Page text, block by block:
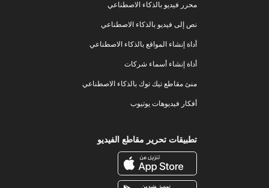
محرر فيديو بالذكاء الاصطناعي
نص إلى فيديو بالذكاء الاصطناعي
أداة إنشاء المواقع بالذكاء الاصطناعي
أداة إنشاء أسماء شركات
منئ مقاطع تيك توك بالذكاء الاصطناعي
أفكار فيديوهات يوتيوب
تطبيقات تحرير مقاطع الفيديو